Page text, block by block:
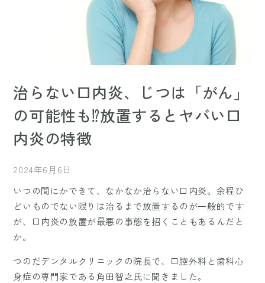
治らない口内炎、じつは「がん」
の可能性も⁉放置するとヤバい口
内炎の特徴
2024年6月6日
いつの間にかできて、なかなか治らない口内炎。余程ひ
どいものでない限りは治るまで放置するのが一般的です
が、口内炎の放置が最悪の事態を招くこともあるんだと
か。
つのだデンタルクリニックの院長で、口腔外科と歯科心
身症の専門家である角田智之氏に聞きました。